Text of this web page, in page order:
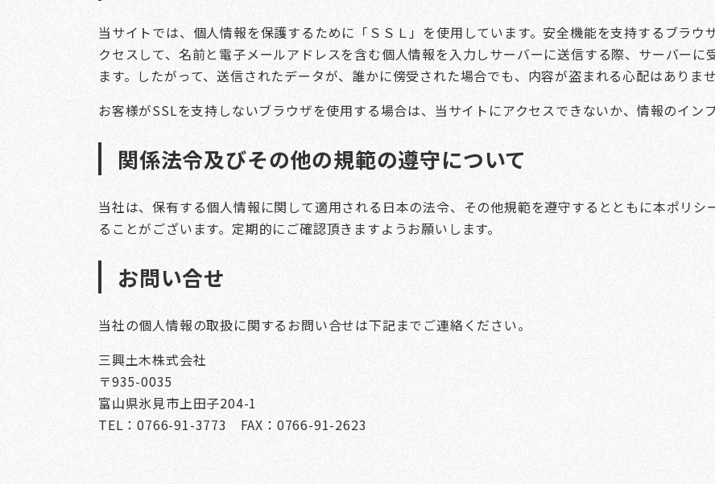
当サイトでは、個人情報を保護するために「ＳＳＬ」を使用しています。安全機能を支持するブラウ
クセスして、名前と電子メールアドレスを含む個人情報を入力しサーバーに送信する際、サーバーに
ます。したがって、送信されたデータが、誰かに傍受された場合でも、内容が盗まれる心配はありませ
お客様がSSLを支持しないブラウザを使用する場合は、当サイトにアクセスできないか、情報のイン
関係法令及びその他の規範の遵守について
当社は、保有する個人情報に関して適用される日本の法令、その他規範を遵守するとともに本ポリ
ることがございます。定期的にご確認頂きますようお願いします。
お問い合せ
当社の個人情報の取扱に関するお問い合せは下記までご連絡ください。
三興土木株式会社
〒935-0035
富山県氷見市上田子204-1
TEL：0766-91-3773 FAX：0766-91-2623